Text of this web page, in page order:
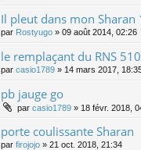
Il pleut dans mon Sharan
par Rostyugo » 09 août 2014, 02:26
le remplaçant du RNS 510
par casio1789 » 14 mars 2017,
pb jauge go
par casio1789 » 18 févr. 2018,
porte coulissante Sharan
par firojojo » 21 oct. 2018, 21:34